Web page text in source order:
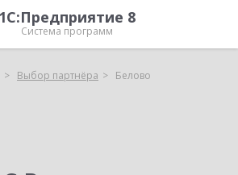
1С:Предприятие 8
Система программ
Выбор партнёра Белово